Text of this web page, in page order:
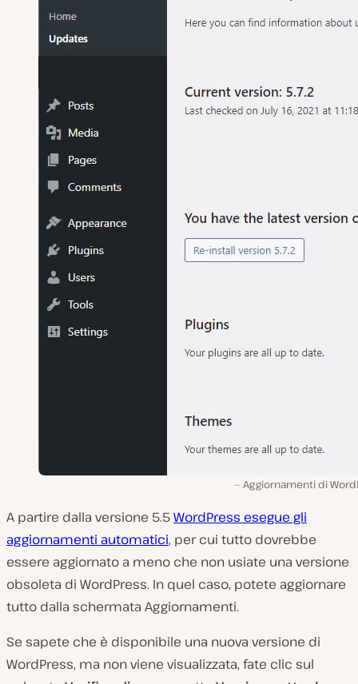
Aggiornamenti di
A partire dalla versione 5.5WordPress esegue gli
aggiornamenti automatici, per cui tutto dovrebbe
essere aggiornato a meno che non usiate una versione
obsoleta di WordPress. In quel caso, potete aggiornare
tutto dalla schermata Aggiornamenti.
Se sapete che è disponibile una nuova versione di
WordPress, ma non viene visualizzata, fate clic sul